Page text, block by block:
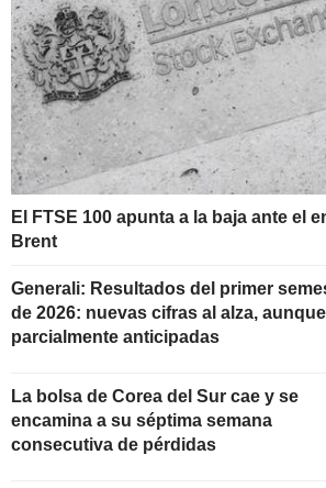
El FTSE 100 apunta a la baja ante el
Brent
Generali: Resultados del primer
de 2026: nuevas cifras al alza, aunque
parcialmente anticipadas
La bolsa de Corea del Sur cae y se
encamina a su séptima semana
consecutiva de pérdidas